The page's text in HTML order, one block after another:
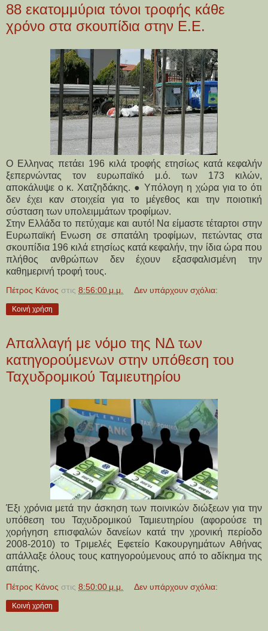
88 εκατομμύρια τόνοι τροφής κάθε
χρόνο στα σκουπίδια στην Ε.Ε.
Ο Ελληνας πετάει 196 κιλά τροφής ετησίως κατά κεφαλήν
ξεπερνώντας τον ευρωπαϊκό μ.ό. των 173 κιλών,
αποκάλυψε ο κ. Χατζηδάκης. ● Υπόλογη η χώρα για το ότι
δεν έχει καν στοιχεία για το μέγεθος και την ποιοτική
σύσταση των υπολειμμάτων τροφίμων.
Στην Ελλάδα το πετύχαμε και αυτό! Να είμαστε τέταρτοι στην
Ευρωπαϊκή Ενωση σε σπατάλη τροφίμων, πετώντας στα
σκουπίδια 196 κιλά ετησίως κατά κεφαλήν, την ίδια ώρα που
πλήθος ανθρώπων δεν έχουν εξασφαλισμένη την
καθημερινή τροφή τους.
Πέτρος Κάνος στις 8:56:00 μ.μ. Δεν υπάρχουν σχόλια:
Κοινή χρήση
Απαλλαγή με νόμο της ΝΔ των
κατηγορούμενων στην υπόθεση του
Ταχυδρομικού Ταμιευτηρίου
Έξι χρόνια μετά την άσκηση των ποινικών διώξεων για την
υπόθεση του Ταχυδρομικού Ταμιευτηρίου (αφορούσε τη
χορήγηση επισφαλών δανείων κατά την χρονική περίοδο
2008-2010) το Τριμελές Εφετείο Κακουργημάτων Αθήνας
απάλλαξε όλους τους κατηγορούμενους από το αδίκημα της
απάτης.
Πέτρος Κάνος στις 8:50:00 μ.μ. Δεν υπάρχουν σχόλια:
Κοινή χρήση